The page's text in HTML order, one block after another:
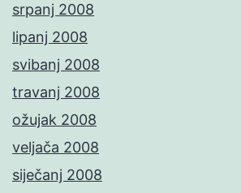
srpanj 2008
lipanj 2008
svibanj 2008
travanj 2008
ožujak 2008
veljača 2008
siječanj 2008